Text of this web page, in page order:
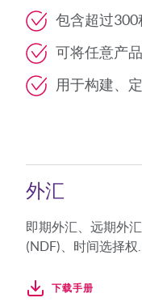
包含超过300
可将任意产
用于构建、
外汇
即期外汇、远期外
(NDF)、时间选择权
下载手册